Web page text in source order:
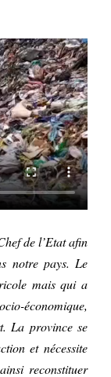
de l’Etat afin
notre pays. Le
mais qui a
économique,
La province se
et nécessite
reconstituer